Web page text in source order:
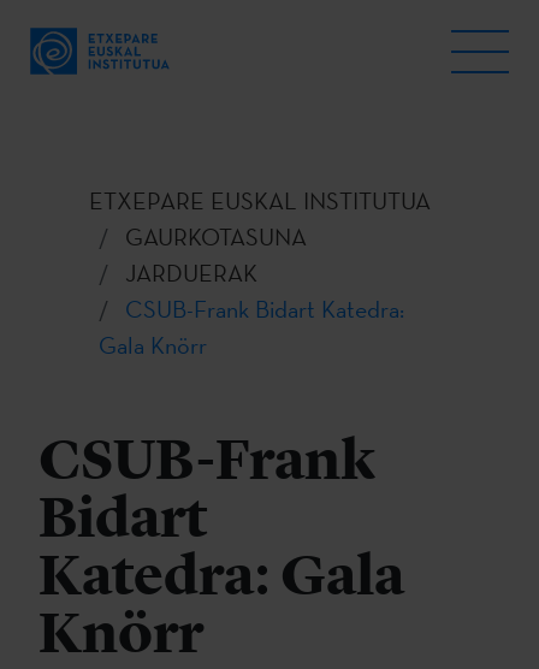
ETXEPARE EUSKAL INSTITUTUA
GAURKOTASUNA
JARDUERAK
CSUB-Frank Bidart Katedra:
Gala Knörr
CSUB-Frank
Bidart
Katedra: Gala
Knörr